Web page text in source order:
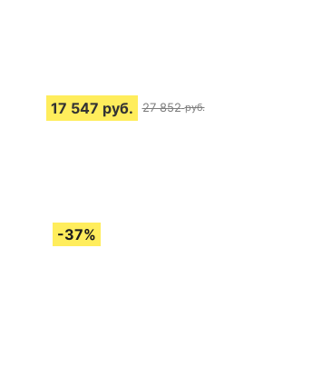
17 547 руб. 27 852 руб.